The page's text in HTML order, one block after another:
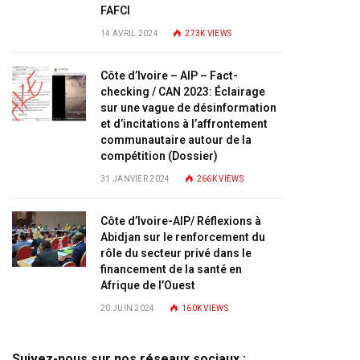
FAFCI
14 AVRIL 2024 273K VIEWS
Côte d’Ivoire – AIP – Fact-
checking / CAN 2023: Éclairage
sur une vague de désinformation
et d’incitations à l’affrontement
communautaire autour de la
compétition (Dossier)
31 JANVIER 2024 266KVIEWS
Côte d’Ivoire-AIP/ Réflexions à
Abidjan sur le renforcement du
rôle du secteur privé dans le
financement de la santé en
Afrique de l’Ouest
20 JUIN 2024 160KVIEWS